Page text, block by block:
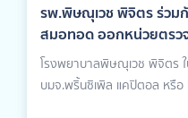
รพ.พิษณุเวช พิจิตร ร่วม
สมอทอด ออกหน่วยตร
รัง จ.เพชรบูรณ์
โรงพยาบาลพิษณุเวช พิจิตร ใ
บมจ.พริ้นซิเพิล แคปิตอล หรือ